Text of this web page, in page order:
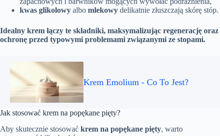
kwas glikolowy albo mlekowy delikatnie złuszczają skórę stóp.
Idealny krem łączy te składniki, maksymalizując regenerację oraz
ochronę przed typowymi problemami związanymi ze stopami.
Krem Emolium - Co To Jest?
Jak stosować krem na popękane pięty?
Aby skutecznie stosować krem na popękane pięty, warto